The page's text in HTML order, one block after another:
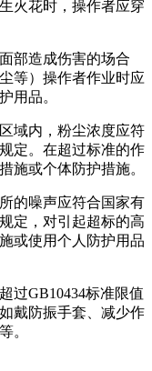
火花时，操作者应穿
部造成伤害的场合
等）操作者作业时应
用品。
域内，粉尘浓度应符
定。在超过标准的作
施或个体防护措施。
的噪声应符合国家有
定，对引起超标的高
或使用个人防护用品
过GB10434标准限值
戴防振手套、减少作
。